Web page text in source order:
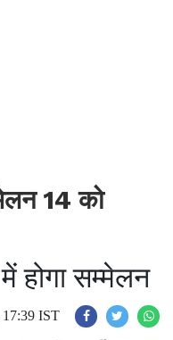
14 को
होगा सम्मेलन
IST